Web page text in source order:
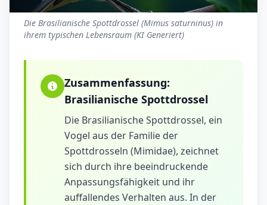
Die Brasilianische Spottdrossel (Mimus saturninus) in
ihrem typischen Lebensraum (KI Generiert)
Zusammenfassung:
Brasilianische Spottdrossel
Die Brasilianische Spottdrossel, ein
Vogel aus der Familie der
Spottdrosseln (Mimidae), zeichnet
sich durch ihre beeindruckende
Anpassungsfähigkeit und ihr
auffallendes Verhalten aus. In der